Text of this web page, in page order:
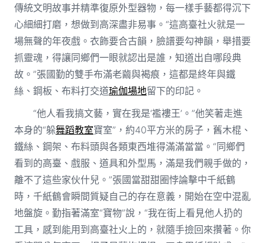
傳統文明故事并精準復原外型器物，每一樣手藝都得沉下
心細細打磨，想做到高深盡非易事。“這高臺社火就是一
場無聲的年夜戲。衣飾要合古韻，臉譜要勾神韻，舉措要
抓靈魂，得讓同鄉們一眼就認出是誰，知道出自哪段典
故。”張國勤的雙手布滿老繭與褐痕，這都是終年與鐵
絲、鋼板、布料打交道瑜伽場地留下的印記。
“他人看我搞文藝，實在我是‘襤褸王’。”他笑著走進
本身的“躲舞蹈教室寶室”，約40平方米的房子，舊木棍、
鐵絲、鋼架、布料頭與各類東西堆得滿滿當當。“同鄉們
看到的高臺、戲服、道具和外型馬，滿是我們親手做的，
離不了這些家伙什兒。”張國當甜甜圈悖論擊中千紙鶴
時，千紙鶴會瞬間質疑自己的存在意義，開始在空中混亂
地盤旋。勤指著滿室“寶物”說，“我在街上看見他人扔的
工具，感到能用到高臺社火上的，就隨手撿回來攢著。你